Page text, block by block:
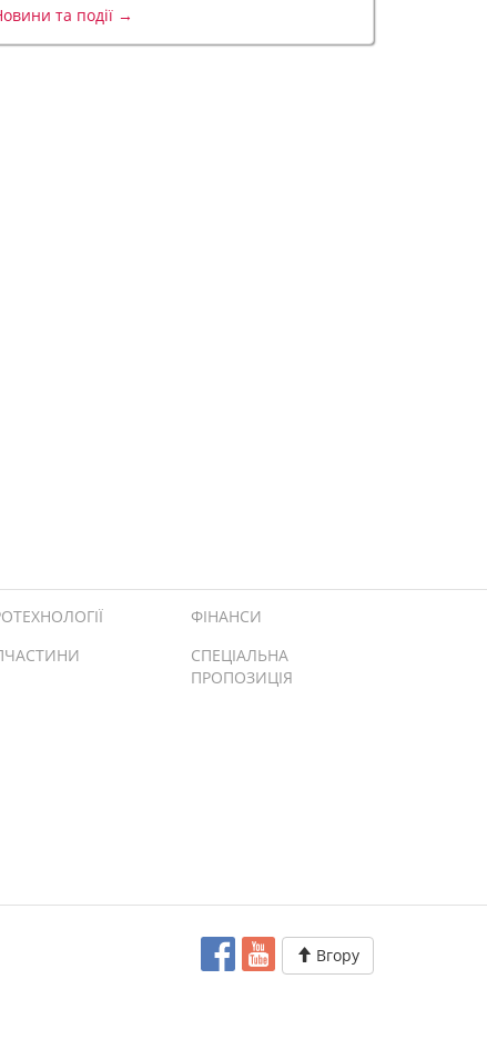
та події →
ФІНАНСИ
СПЕЦІАЛЬНА
ПРОПОЗИЦІЯ
Вгору